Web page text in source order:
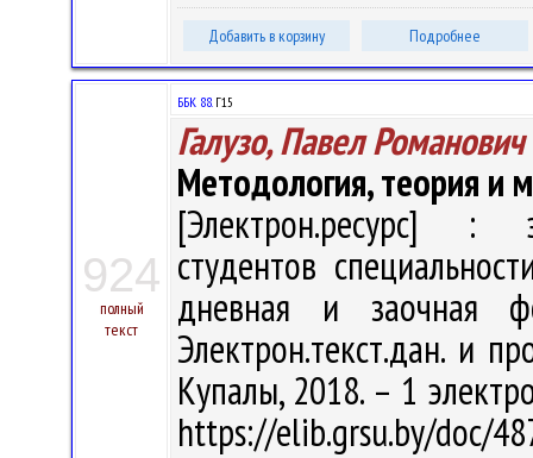
Добавить в корзину Подробнее
924
полный
текст
ББК 88.Г15
Галузо, Павел Романович
Методология, теория и
[Электрон.ресурс] :
студентов
дневная и заочная
Электрон.текст.дан. и
Купалы, 2018. – 1
https://elib.grsu.by/doc/